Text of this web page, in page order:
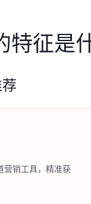
特征是
营销工具，精准获